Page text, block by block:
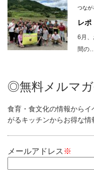
つなが
レポ
6月
間の
◎無料メルマガ
食育・食文化の情報から
がるキッチンからお得な情
メールアドレス ※